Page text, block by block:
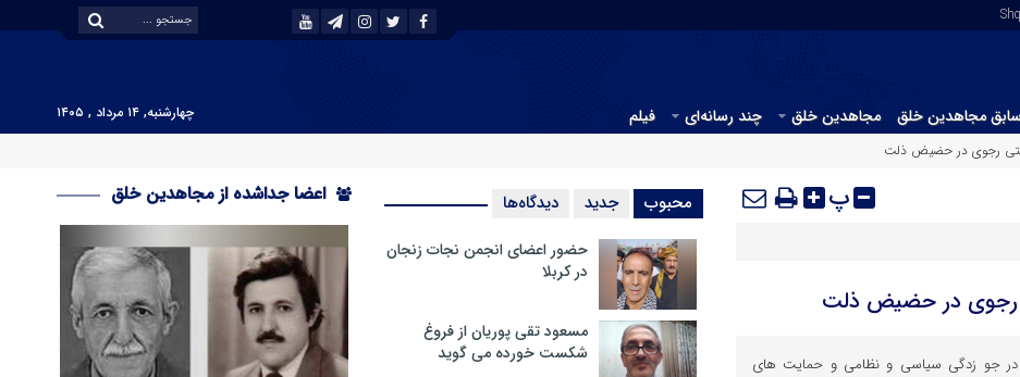
مجاهدین خلق مجاهدین خلق چند رسانه‌ای فیلم
چهارشنبه, ۱۴ مرداد , ۱۴۰۵
رجوی در حضیض ذلت
پ
رجوی در حضیض ذلت
1367 رجوی در جو زدگی سیاسی و نظامی و حمایت های
محبوب جدید دیدگاه‌ها
حضور اعضای انجمن نجات زنجان
در کربلا
مسعود تقی پوریان از فروغ
شکست خورده می گوید
اعضا جداشده از مجاهدین خلق